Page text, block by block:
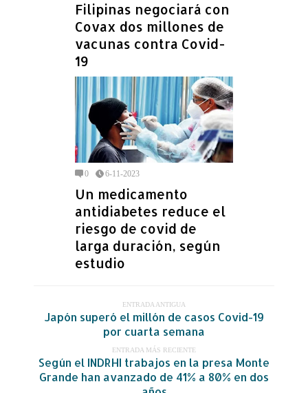
Filipinas negociará con
Covax dos millones de
vacunas contra Covid-
19
0 6-11-2023
Un medicamento
antidiabetes reduce el
riesgo de covid de
larga duración, según
estudio
ENTRADA ANTIGUA
Japón superó el millón de casos Covid-19
por cuarta semana
ENTRADA MÁS RECIENTE
Según el INDRHI trabajos en la presa Monte
Grande han avanzado de 41% a 80% en dos